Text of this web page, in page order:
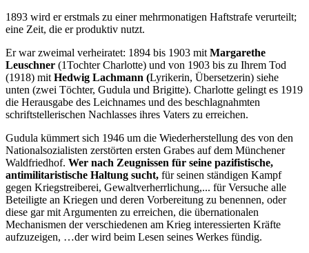
1893 wird er erstmals zu einer mehrmonatigen Haftstrafe verurteilt;
eine Zeit, die er produktiv nutzt.
Er war zweimal verheiratet: 1894 bis 1903 mit Margarethe
Leuschner (1Tochter Charlotte) und von 1903 bis zu Ihrem Tod
(1918) mit Hedwig Lachmann (Lyrikerin, Übersetzerin) siehe
unten (zwei Töchter, Gudula und Brigitte). Charlotte gelingt es 1919
die Herausgabe des Leichnames und des beschlagnahmten
schriftstellerischen Nachlasses ihres Vaters zu erreichen.
Gudula kümmert sich 1946 um die Wiederherstellung des von den
Nationalsozialisten zerstörten ersten Grabes auf dem Münchener
Waldfriedhof. Wer nach Zeugnissen für seine pazifistische,
antimilitaristische Haltung sucht, für seinen ständigen Kampf
gegen Kriegstreiberei, Gewaltverherrlichung,... für Versuche alle
Beteiligte an Kriegen und deren Vorbereitung zu benennen, oder
diese gar mit Argumenten zu erreichen, die übernationalen
Mechanismen der verschiedenen am Krieg interessierten Kräfte
aufzuzeigen, …der wird beim Lesen seines Werkes fündig.